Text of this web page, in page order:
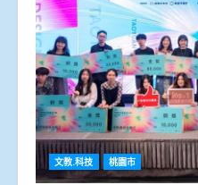
文教.科技 桃園市